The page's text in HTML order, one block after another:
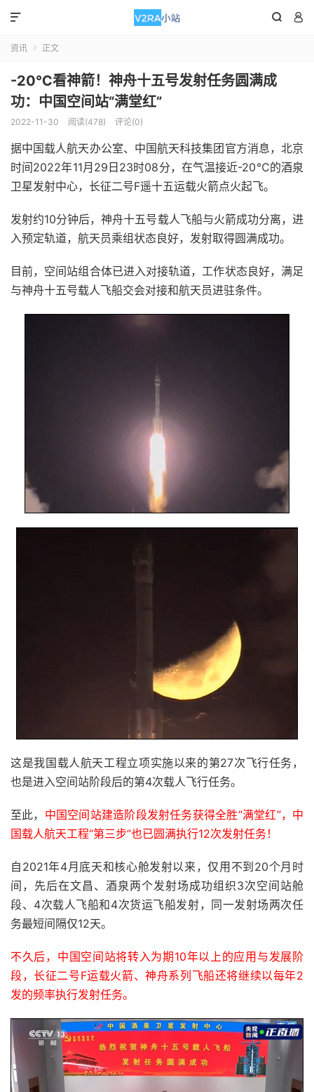
 

资讯  正文
-20℃看神箭！神舟十五号发射任务圆满成
功：中国空间站“满堂红”
2022-11-30 阅读(478) 评论(0)
据中国载人航天办公室、中国航天科技集团官方消息，北京
时间2022年11月29日23时08分，在气温接近-20℃的酒泉
卫星发射中心，长征二号F遥十五运载火箭点火起飞。
发射约10分钟后，神舟十五号载人飞船与火箭成功分离，进
入预定轨道，航天员乘组状态良好，发射取得圆满成功。
目前，空间站组合体已进入对接轨道，工作状态良好，满足
与神舟十五号载人飞船交会对接和航天员进驻条件。
这是我国载人航天工程立项实施以来的第27次飞行任务，
也是进入空间站阶段后的第4次载人飞行任务。
至此， 中国空间站建造阶段发射任务获得全胜“满堂红”，中
国载人航天工程“第三步”也已圆满执行12次发射任务！
自2021年4月底天和核心舱发射以来，仅用不到20个月时
间，先后在文昌、酒泉两个发射场成功组织3次空间站舱
段、4次载人飞船和4次货运飞船发射，同一发射场两次任
务最短间隔仅12天。
不久后，中国空间站将转入为期10年以上的应用与发展阶
段，长征二号F运载火箭、神舟系列飞船还将继续以每年2
发的频率执行发射任务。